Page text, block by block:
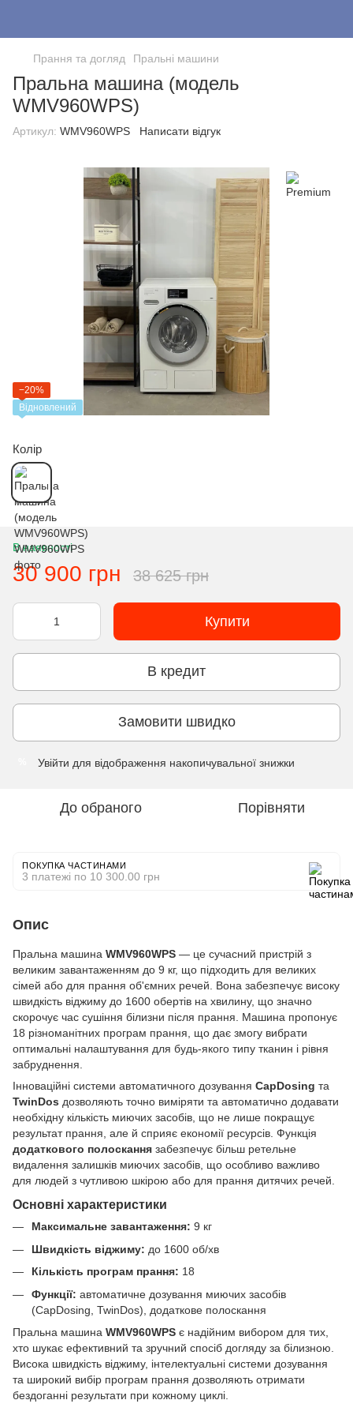
Прання та догляд Пральні машини
Пральна машина (модель
WMV960WPS)
Артикул: WMV960WPS Написати відгук
−20%
Відновлений
Колір
В наявності
30 900 грн 38 625 грн
Купити
В кредит
Замовити швидко
Увійти для відображення накопичувальної знижки
До обраного Порівняти
ПОКУПКА ЧАСТИНАМИ
3 платежі по 10 300.00 грн
Опис
Пральна машина WMV960WPS — це сучасний пристрій з
великим завантаженням до 9 кг, що підходить для великих
сімей або для прання об'ємних речей. Вона забезпечує високу
швидкість віджиму до 1600 обертів на хвилину, що значно
скорочує час сушіння білизни після прання. Машина пропонує
18 різноманітних програм прання, що дає змогу вибрати
оптимальні налаштування для будь-якого типу тканин і рівня
забруднення.
Інноваційні системи автоматичного дозування CapDosing та
TwinDos дозволяють точно виміряти та автоматично додавати
необхідну кількість миючих засобів, що не лише покращує
результат прання, але й сприяє економії ресурсів. Функція
додаткового полоскання забезпечує більш ретельне
видалення залишків миючих засобів, що особливо важливо
для людей з чутливою шкірою або для прання дитячих речей.
Основні характеристики
Максимальне завантаження: 9 кг
Швидкість віджиму: до 1600 об/хв
Кількість програм прання: 18
Функції: автоматичне дозування миючих засобів
(CapDosing, TwinDos), додаткове полоскання
Пральна машина WMV960WPS є надійним вибором для тих,
хто шукає ефективний та зручний спосіб догляду за білизною.
Висока швидкість віджиму, інтелектуальні системи дозування
та широкий вибір програм прання дозволяють отримати
бездоганні результати при кожному циклі.